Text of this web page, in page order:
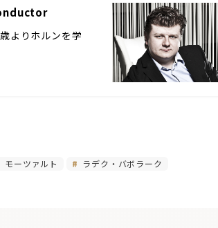
よりホルンを学
モーツァルト
ラデク・バボラーク